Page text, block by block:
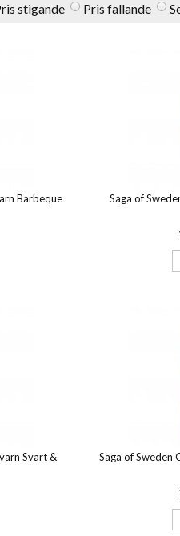
stigande Pris fallande
Barbeque Saga of
Svart &
Saga of Sweden